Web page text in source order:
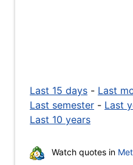
Last 15 days - Last
Last semester - Last
Last 10 years
Watch quotes in